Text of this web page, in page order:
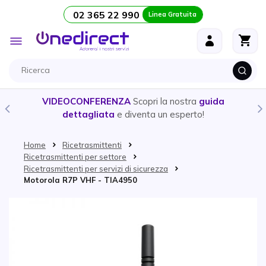
Salta al contenuto 02 365 22 990 Linea Gratuita
Toggle
Nav
VIDEOCONFERENZA Scopri la nostra guida
dettagliata e diventa un esperto!
Home
Ricetrasmittenti
Ricetrasmittenti per settore
Ricetrasmittenti per servizi di sicurezza
Motorola R7P VHF - TIA4950